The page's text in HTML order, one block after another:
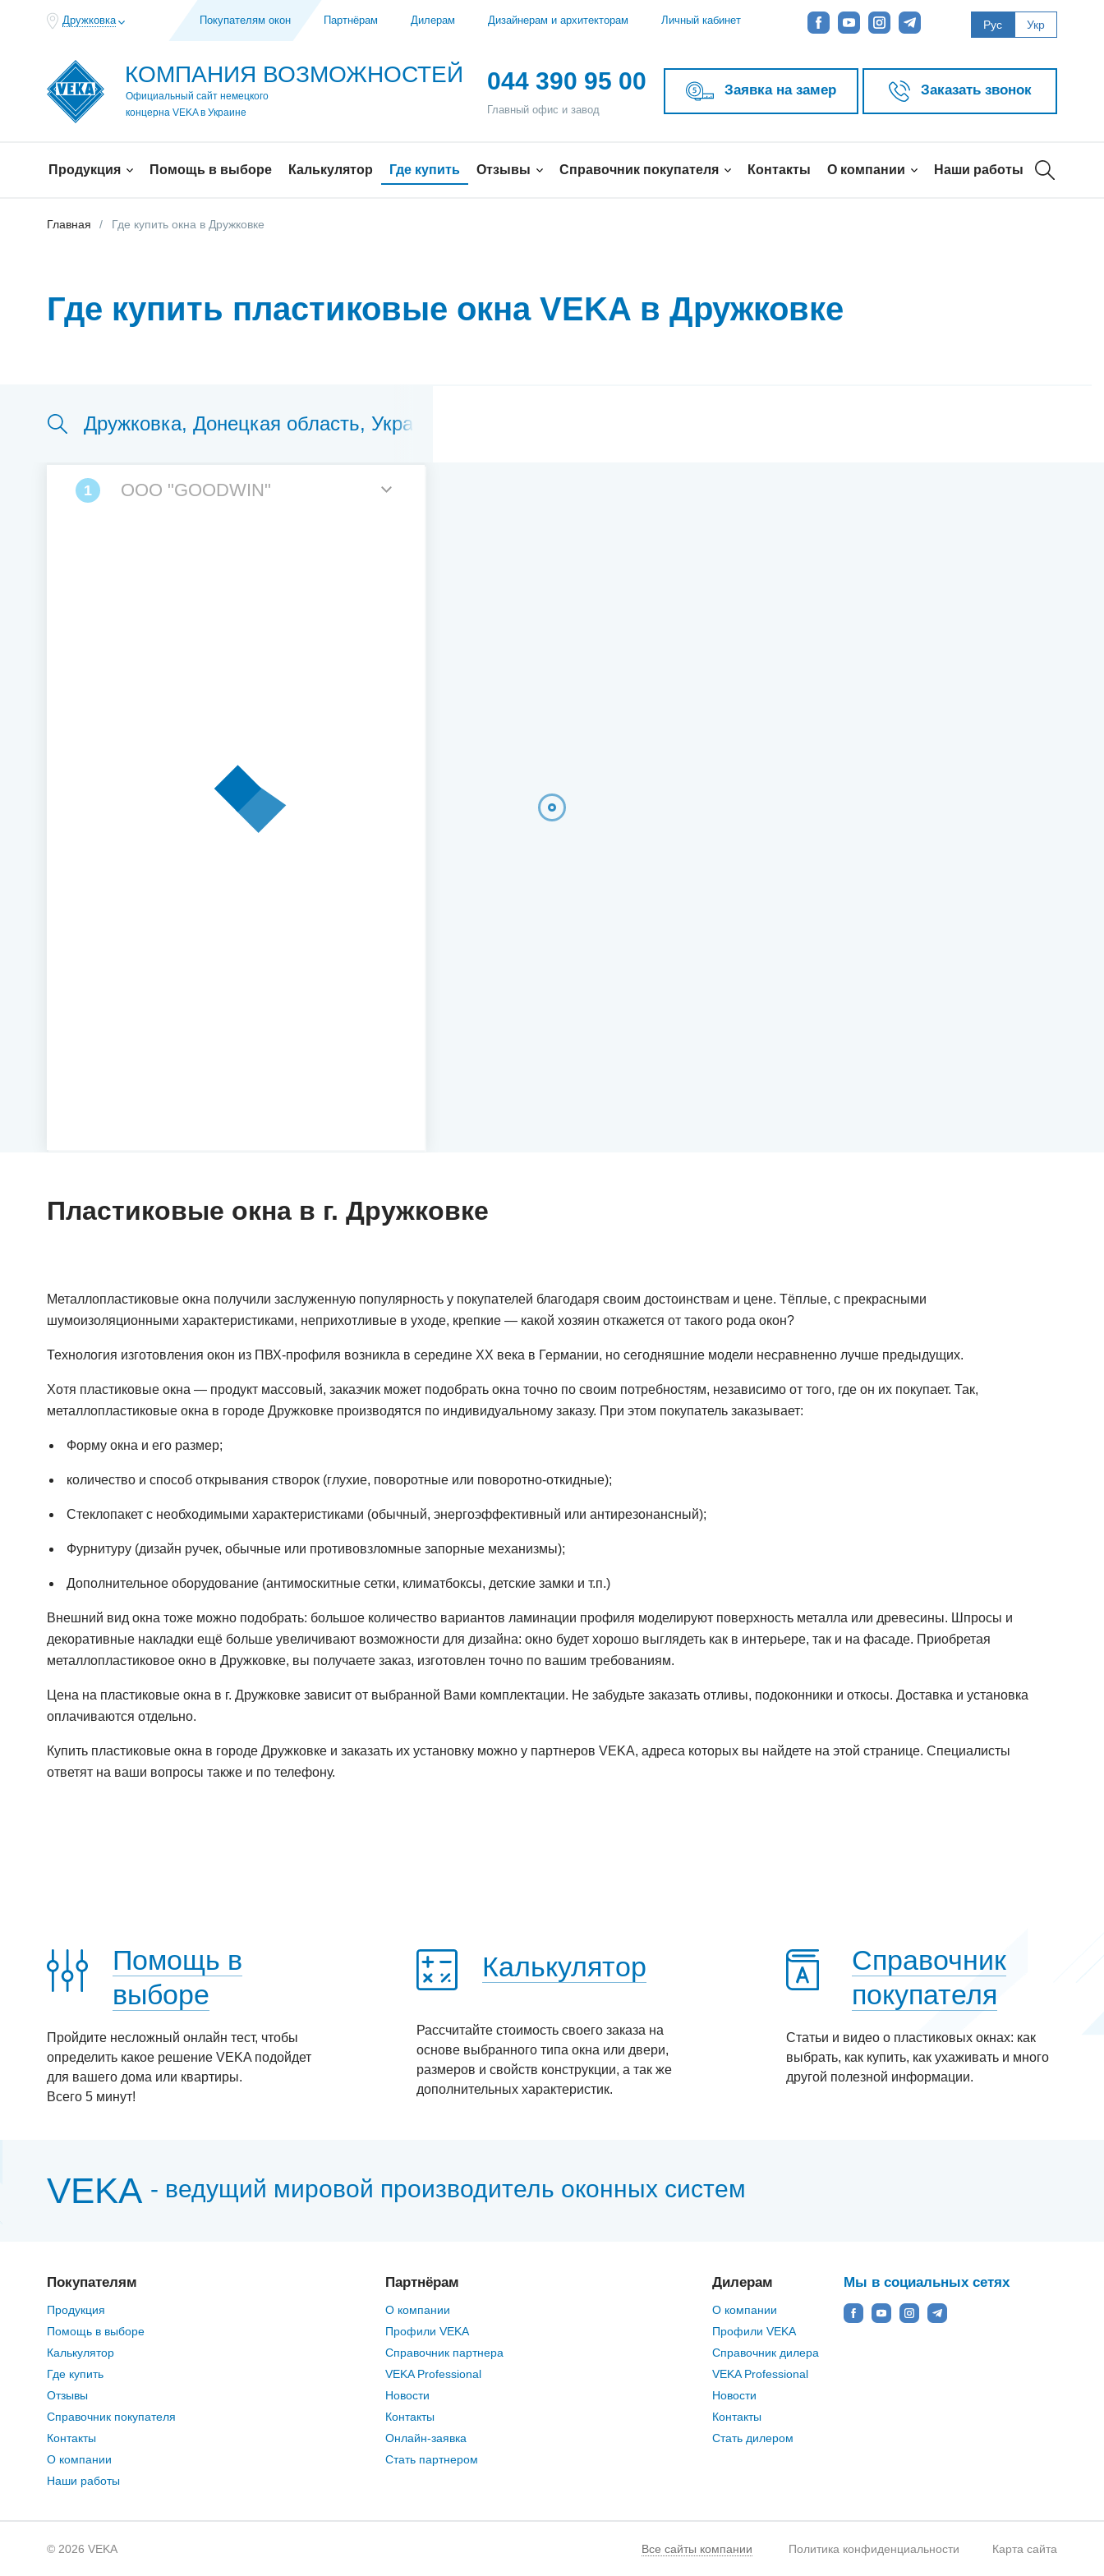
Дружковка Покупателям окон Партнёрам Дилерам Дизайнерам и архитекторам Личный кабинет Рус Укр
КОМПАНИЯ ВОЗМОЖНОСТЕЙ
Официальный сайт немецкого
концерна VEKA в Украине
044 390 95 00
Главный офис и завод
Заявка на замер Заказать звонок
Продукция Помощь в выборе Калькулятор Где купить Отзывы Справочник покупателя Контакты О компании Наши работы
Главная Где купить окна в Дружковке
Где купить пластиковые окна VEKA в Дружковке
1 ООО "GOODWIN"
Пластиковые окна в г. Дружковке
Металлопластиковые окна получили заслуженную популярность у покупателей благодаря своим достоинствам и цене. Тёплые, с прекрасными
шумоизоляционными характеристиками, неприхотливые в уходе, крепкие — какой хозяин откажется от такого рода окон?
Технология изготовления окон из ПВХ-профиля возникла в середине ХХ века в Германии, но сегодняшние модели несравненно лучше предыдущих.
Хотя пластиковые окна — продукт массовый, заказчик может подобрать окна точно по своим потребностям, независимо от того, где он их покупает. Так,
металлопластиковые окна в городе Дружковке производятся по индивидуальному заказу. При этом покупатель заказывает:
Форму окна и его размер;
количество и способ открывания створок (глухие, поворотные или поворотно-откидные);
Стеклопакет с необходимыми характеристиками (обычный, энергоэффективный или антирезонансный);
Фурнитуру (дизайн ручек, обычные или противовзломные запорные механизмы);
Дополнительное оборудование (антимоскитные сетки, климатбоксы, детские замки и т.п.)
Внешний вид окна тоже можно подобрать: большое количество вариантов ламинации профиля моделируют поверхность металла или древесины. Шпросы и
декоративные накладки ещё больше увеличивают возможности для дизайна: окно будет хорошо выглядеть как в интерьере, так и на фасаде. Приобретая
металлопластиковое окно в Дружковке, вы получаете заказ, изготовлен точно по вашим требованиям.
Цена на пластиковые окна в г. Дружковке зависит от выбранной Вами комплектации. Не забудьте заказать отливы, подоконники и откосы. Доставка и установка
оплачиваются отдельно.
Купить пластиковые окна в городе Дружковке и заказать их установку можно у партнеров VEKA, адреса которых вы найдете на этой странице. Специалисты
ответят на ваши вопросы также и по телефону.
Помощь в
выборе
Пройдите несложный онлайн тест, чтобы
определить какое решение VEKA подойдет
для вашего дома или квартиры.
Всего 5 минут!
Калькулятор
Рассчитайте стоимость своего заказа на
основе выбранного типа окна или двери,
размеров и свойств конструкции, а так же
дополнительных характеристик.
Справочник
покупателя
Статьи и видео о пластиковых окнах: как
выбрать, как купить, как ухаживать и много
другой полезной информации.
VEKA - ведущий мировой производитель оконных систем
Покупателям
Продукция
Помощь в выборе
Калькулятор
Где купить
Отзывы
Справочник покупателя
Контакты
О компании
Наши работы
Партнёрам
О компании
Профили VEKA
Справочник партнера
VEKA Professional
Новости
Контакты
Онлайн-заявка
Стать партнером
Дилерам
О компании
Профили VEKA
Справочник дилера
VEKA Professional
Новости
Контакты
Стать дилером
Мы в социальных сетях
© 2026 VEKA Все сайты компании Политика конфиденциальности Карта сайта